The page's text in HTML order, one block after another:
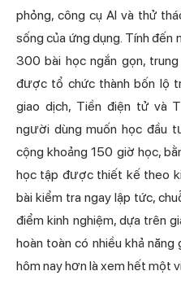
phỏng, công cụ AI và thử
sống của ứng dụng. Tính
300 bài học ngắn gọn,
được tổ chức thành bốn lộ
giao dịch, Tiền điện tử và
người dùng muốn học đầu
cộng khoảng 150 giờ học,
học tập được thiết kế theo
bài kiểm tra ngay lập tức,
điểm kinh nghiệm, dựa trên
hoàn toàn có nhiều khả
hôm nay hơn là xem hết một